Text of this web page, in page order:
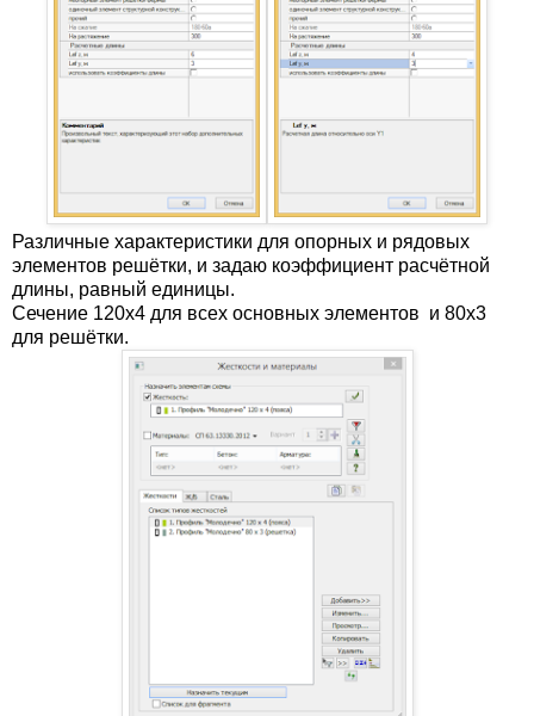
Различные характеристики для опорных и рядовых
элементов решётки, и задаю коэффициент расчётной
длины, равный единицы.
Сечение 120х4 для всех основных элементов и 80х3
для решётки.